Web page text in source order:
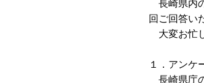
長崎県内
回ご回答い
大変お忙
１．アンケ
長崎県庁